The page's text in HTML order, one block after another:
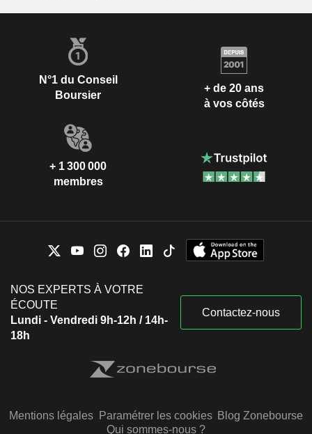
N°1 du Conseil
Boursier
+ de 20 ans
à vos côtés
+ 1 300 000
membres
NOS EXPERTS À VOTRE
ÉCOUTE
Lundi - Vendredi 9h-12h / 14h-
18h
Contactez-nous
Mentions légales Paramétrer les cookies Blog Zonebourse
Qui sommes-nous ?